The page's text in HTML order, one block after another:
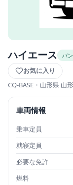
ハイエース バ
お気に入り
CQ-BASE ・山形県 山
車両情報
乗車定員
就寝定員
必要な免許
燃料